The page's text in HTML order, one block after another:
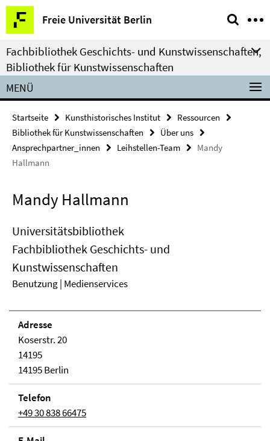
Springe
direkt
zu
Inhalt
Freie Universität Berlin
Service-
Navigation
Fachbibliothek Geschichts- und Kunstwissenschaften,
Bibliothek für Kunstwissenschaften
MENÜ
Startseite Kunsthistorisches Institut
Ressourcen
Bibliothek für Kunstwissenschaften
Über uns
Ansprechpartner_innen
Leihstellen-Team
Mandy
Hallmann
Mandy Hallmann
Universitätsbibliothek
Fachbibliothek Geschichts- und
Kunstwissenschaften
Benutzung | Medienservices
Adresse
Koserstr. 20
14195
14195 Berlin
Telefon
+49 30 838 66475